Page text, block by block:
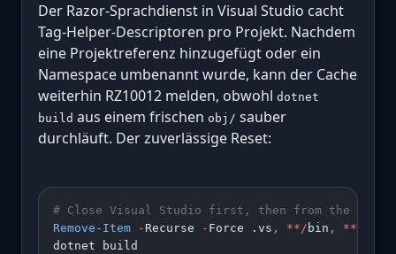
Der Razor-Sprachdienst in Visual Studio cacht
Tag-Helper-Descriptoren pro Projekt. Nachdem
eine Projektreferenz hinzugefügt oder ein
Namespace umbenannt wurde, kann der Cache
weiterhin RZ10012 melden, obwohl dotnet
build aus einem frischen obj/ sauber
durchläuft. Der zuverlässige Reset:
# Close Visual Studio first, then from the
Remove-Item - Recurse - Force .vs , **/ bin , **/
dotnet build